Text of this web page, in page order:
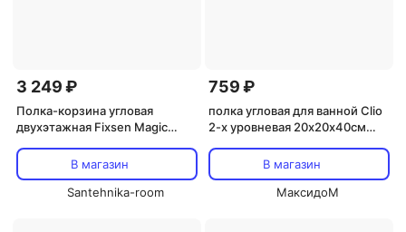
3 249 ₽
Полка-корзина угловая
двухэтажная Fixsen Magic
В магазин
Santehnika-room
759 ₽
полка угловая для ванной Clio
2-х уровневая 20х20х40см
В магазин
МаксидоМ